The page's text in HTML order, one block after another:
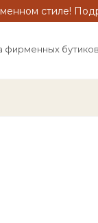
стиле!
фирменных бутиков